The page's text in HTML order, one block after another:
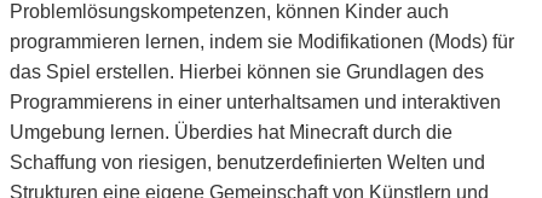
Problemlösungskompetenzen, können Kinder auch
programmieren lernen, indem sie Modifikationen (Mods) für
das Spiel erstellen. Hierbei können sie Grundlagen des
Programmierens in einer unterhaltsamen und interaktiven
Umgebung lernen. Überdies hat Minecraft durch die
Schaffung von riesigen, benutzerdefinierten Welten und
Strukturen eine eigene Gemeinschaft von Künstlern und